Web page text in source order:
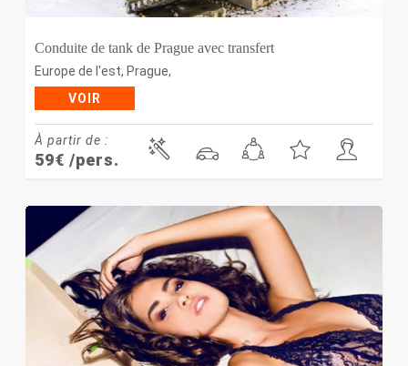
Conduite de tank de Prague avec transfert
Europe de l'est, Prague,
VOIR
À partir de :
59€ /pers.